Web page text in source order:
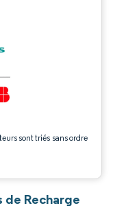
sont triés sans ordre
une attribution sous CC
de Recharge